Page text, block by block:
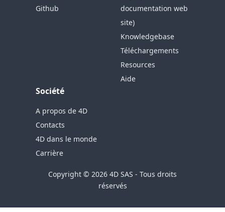
Github
documentation web
site)
Knowledgebase
Téléchargements
Resources
Aide
Société
A propos de 4D
Contacts
4D dans le monde
Carrière
Copyright © 2026 4D SAS - Tous droits
réservés